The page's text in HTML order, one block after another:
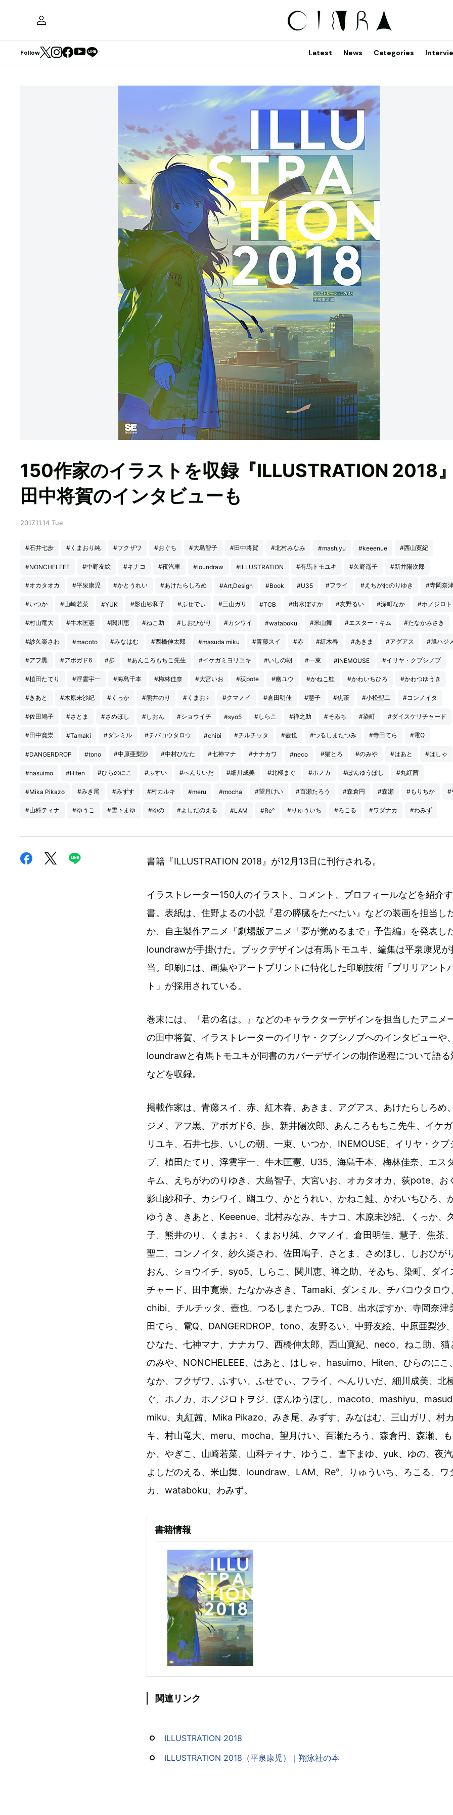
Follow Latest News Categories
150作家のイラストを収録『ILLUSTRATION 2018
田中将賀のインタビューも
2017.11.14 Tue
#石井七歩 #くまおり純 #フクザワ #おぐち #大島智子 #田中将賀 #北村みなみ #mashiyu #keeenue #西山寛紀
#NONCHELEEE #中野友絵 #キナコ #夜汽車 #loundraw #ILLUSTRATION #有馬トモユキ #久野遥子 #新井陽次郎
#オカタオカ #平泉康児 #かとうれい #あけたらしろめ #Art,Design #Book #U35 #フライ #えちがわのりゆき #寺岡奈
#いつか #山崎若菜 #YUK #影山紗和子 #ふせでぃ #三山ガリ #TCB #出水ぽすか #友野るい #深町なか #ホノジロト
#村山竜大 #牛木匡憲 #関川恵 #ねこ助 #しおひがり #カシワイ #wataboku #米山舞 #エスター・キム #たなかみさき
#紗久楽さわ #macoto #みなはむ #西橋伸太郎 #masuda miku #青藤スイ #赤 #紅木春 #あきま #アグアス #旭ハジ
#アフ黒 #アボガド6 #歩 #あんころもちこ先生 #イケガミヨリユキ #いしの朝 #一束 #INEMOUSE #イリヤ・クブシノブ
#植田たてり #浮雲宇一 #海島千本 #梅林佳奈 #大宮いお #荻pote #幽ユウ #かねこ鮭 #かわいちひろ #かわつゆうき
#きあと #木原未沙紀 #くっか #熊井のり #くまお♀ #クマノイ #倉田明佳 #慧子 #焦茶 #小松聖二 #コンノイタ
#佐田鳩子 #さとま #さめほし #しおん #ショウイチ #syo5 #しらこ #禅之助 #そゐち #染町 #ダイスケリチャード
#田中寛崇 #Tamaki #ダンミル #チバコウタロウ #chibi #チルチッタ #壺也 #つるしまたつみ #寺田てら #電Q
#DANGERDROP #tono #中原亜梨沙 #中村ひなた #七神マナ #ナナカワ #neco #猫とろ #のみや #はあと #はしゃ
#hasuimo #Hiten #ひらのにこ #ふすい #へんりいだ #細川成美 #北極まぐ #ホノカ #ぽんゆうぽし #丸紅茜
#Mika Pikazo #みき尾 #みずす #村カルキ #meru #mocha #望月けい #百瀬たろう #森倉円 #森瀬 #もりちか #
#山科ティナ #ゆうこ #雪下まゆ #ゆの #よしだのえる #LAM #Re° #りゅういち #ろこる #ワダナカ #わみず
書籍『ILLUSTRATION 2018』が12月13日に刊行される。
イラストレーター150人のイラスト、コメント、プロフィールなどを紹介
書。表紙は、住野よるの小説『君の膵臓をたべたい』などの装画を担当し
か、自主製作アニメ『劇場版アニメ「夢が覚めるまで」予告編』を発表し
loundrawが手掛けた。ブックデザインは有馬トモユキ、編集は平泉康児が
当。印刷には、画集やアートプリントに特化した印刷技術「ブリリアント
ト」が採用されている。
巻末には、『君の名は。』などのキャラクターデザインを担当したアニメ
の田中将賀、イラストレーターのイリヤ・クブシノブへのインタビューや、
loundrawと有馬トモユキが同書のカバーデザインの制作過程について語る
などを収録。
掲載作家は、青藤スイ、赤、紅木春、あきま、アグアス、あけたらしろめ
ジメ、アフ黒、アボガド6、歩、新井陽次郎、あんころもちこ先生、イケ
リユキ、石井七歩、いしの朝、一束、いつか、INEMOUSE、イリヤ・クブ
ブ、植田たてり、浮雲宇一、牛木匡憲、U35、海島千本、梅林佳奈、エス
キム、えちがわのりゆき、大島智子、大宮いお、オカタオカ、荻pote、お
影山紗和子、カシワイ、幽ユウ、かとうれい、かねこ鮭、かわいちひろ、
ゆうき、きあと、Keeenue、北村みなみ、キナコ、木原未沙紀、くっか、
子、熊井のり、くまお♀、くまおり純、クマノイ、倉田明佳、慧子、焦茶
聖二、コンノイタ、紗久楽さわ、佐田鳩子、さとま、さめほし、しおひが
おん、ショウイチ、syo5、しらこ、関川恵、禅之助、そゐち、染町、ダイ
チャード、田中寛崇、たなかみさき、Tamaki、ダンミル、チバコウタロウ
chibi、チルチッタ、壺也、つるしまたつみ、TCB、出水ぽすか、寺岡奈津
田てら、電Q、DANGERDROP、tono、友野るい、中野友絵、中原亜梨沙
ひなた、七神マナ、ナナカワ、西橋伸太郎、西山寛紀、neco、ねこ助、猫
のみや、NONCHELEEE、はあと、はしゃ、hasuimo、Hiten、ひらのにこ
なか、フクザワ、ふすい、ふせでぃ、フライ、へんりいだ、細川成美、北
ぐ、ホノカ、ホノジロトヲジ、ぽんゆうぽし、macoto、mashiyu、
miku、丸紅茜、Mika Pikazo、みき尾、みずす、みなはむ、三山ガリ、村
キ、村山竜大、meru、mocha、望月けい、百瀬たろう、森倉円、森瀬、
か、やぎこ、山崎若菜、山科ティナ、ゆうこ、雪下まゆ、yuk、ゆの、夜汽
よしだのえる、米山舞、loundraw、LAM、Re°、りゅういち、ろこる、ワ
カ、wataboku、わみず。
書籍情報
関連リンク
ILLUSTRATION 2018
ILLUSTRATION 2018（平泉康児）｜翔泳社の本